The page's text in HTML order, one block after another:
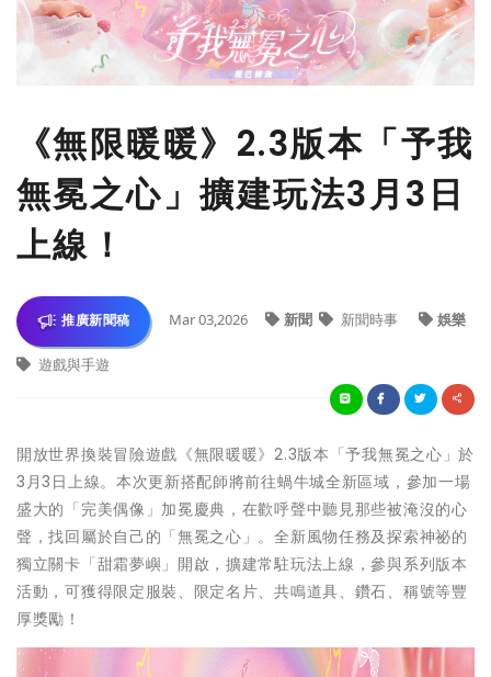
《無限暖暖》2.3版本「予我
無冕之心」擴建玩法3月3日
上線！
推廣新聞稿 Mar 03,2026 新聞 新聞時事 娛樂
遊戲與手遊
開放世界換裝冒險遊戲《無限暖暖》2.3版本「予我無冕之心」於
3月3日上線。本次更新搭配師將前往蝸牛城全新區域，參加一場
盛大的「完美偶像」加冕慶典，在歡呼聲中聽見那些被淹沒的心
聲，找回屬於自己的「無冕之心」。全新風物任務及探索神祕的
獨立關卡「甜霜夢嶼」開啟，擴建常駐玩法上線，參與系列版本
活動，可獲得限定服裝、限定名片、共鳴道具、鑽石、稱號等豐
厚獎勵！